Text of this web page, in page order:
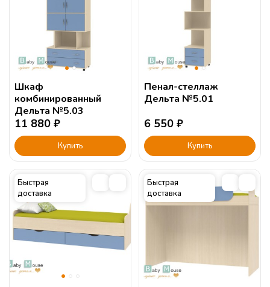
Шкаф
комбинированный
Дельта №5.03
11 880 ₽
Купить
Пенал-стеллаж
Дельта №5.01
6 550 ₽
Купить
Быстрая
доставка
Быстрая
доставка